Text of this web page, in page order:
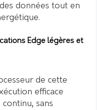
données tout en
Edge légères et
de cette
efficace
sans